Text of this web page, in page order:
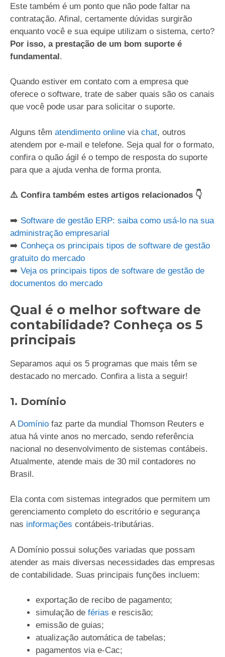
Este também é um ponto que não pode faltar na
contratação. Afinal, certamente dúvidas surgirão
enquanto você e sua equipe utilizam o sistema, certo?
Por isso, a prestação de um bom suporte é
fundamental.
Quando estiver em contato com a empresa que
oferece o software, trate de saber quais são os canais
que você pode usar para solicitar o suporte.
Alguns têm atendimento online via chat, outros
atendem por e-mail e telefone. Seja qual for o formato,
confira o quão ágil é o tempo de resposta do suporte
para que a ajuda venha de forma pronta.
⚠️ Confira também estes artigos relacionados 👇
➡️ Software de gestão ERP: saiba como usá-lo na sua
administração empresarial
➡️ Conheça os principais tipos de software de gestão
gratuito do mercado
➡️ Veja os principais tipos de software de gestão de
documentos do mercado
Qual é o melhor software de
contabilidade? Conheça os 5
principais
Separamos aqui os 5 programas que mais têm se
destacado no mercado. Confira a lista a seguir!
1. Domínio
ADomínio faz parte da mundial Thomson Reuters e
atua há vinte anos no mercado, sendo referência
nacional no desenvolvimento de sistemas contábeis.
Atualmente, atende mais de 30 mil contadores no
Brasil.
Ela conta com sistemas integrados que permitem um
gerenciamento completo do escritório e segurança
nas informações contábeis-tributárias.
A Domínio possui soluções variadas que possam
atender as mais diversas necessidades das empresas
de contabilidade. Suas principais funções incluem:
exportação de recibo de pagamento;
simulação de férias e rescisão;
emissão de guias;
atualização automática de tabelas;
pagamentos via e-Cac;